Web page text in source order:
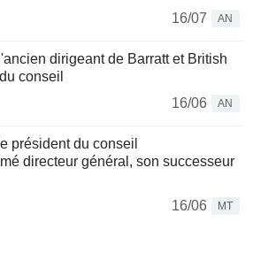
16/07
AN
dirigeant de Barratt et British
conseil
16/06
AN
président du conseil
directeur général, son successeur
16/06
MT